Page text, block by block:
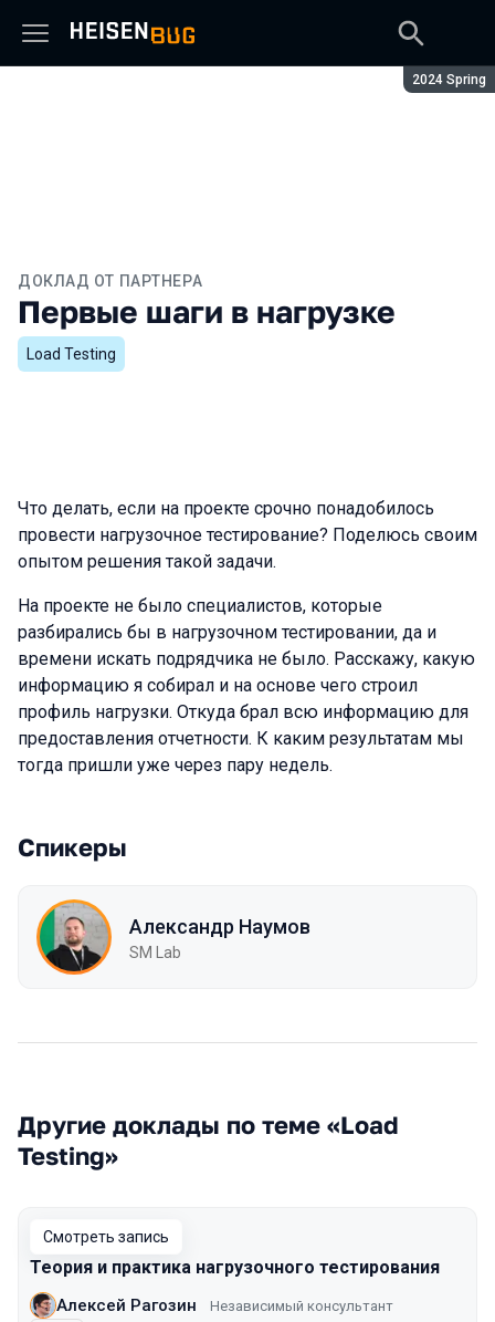
Сезон:
2024 Spring
ДОКЛАД ОТ ПАРТНЕРА
Первые шаги в нагрузке
Load Testing
Что делать, если на проекте срочно понадобилось
провести нагрузочное тестирование? Поделюсь своим
опытом решения такой задачи.
На проекте не было специалистов, которые
разбирались бы в нагрузочном тестировании, да и
времени искать подрядчика не было. Расскажу, какую
информацию я собирал и на основе чего строил
профиль нагрузки. Откуда брал всю информацию для
предоставления отчетности. К каким результатам мы
тогда пришли уже через пару недель.
Спикеры
Александр Наумов
SM Lab
Другие доклады по теме «Load
Testing»
Смотреть запись
Теория и практика нагрузочного тестирования
Алексей Рагозин Независимый консультант